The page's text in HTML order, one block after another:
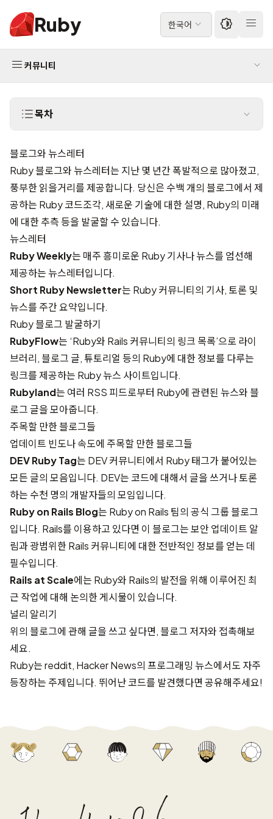
Ruby 한국어
커뮤니티
목차
블로그와 뉴스레터
Ruby 블로그와 뉴스레터는 지난 몇 년간 폭발적으로 많아졌고,
풍부한 읽을거리를 제공합니다. 당신은 수백 개의 블로그에서 제
공하는 Ruby 코드조각, 새로운 기술에 대한 설명, Ruby의 미래
에 대한 추측 등을 발굴할 수 있습니다.
뉴스레터
Ruby Weekly는 매주 흥미로운 Ruby 기사나 뉴스를 엄선해
제공하는 뉴스레터입니다.
Short Ruby Newsletter는 Ruby 커뮤니티의 기사, 토론 및
뉴스를 주간 요약입니다.
Ruby 블로그 발굴하기
RubyFlow는 ‘Ruby와 Rails 커뮤니티의 링크 목록’으로 라이
브러리, 블로그 글, 튜토리얼 등의 Ruby에 대한 정보를 다루는
링크를 제공하는 Ruby 뉴스 사이트입니다.
Rubyland는 여러 RSS 피드로부터 Ruby에 관련된 뉴스와 블
로그 글을 모아줍니다.
주목할 만한 블로그들
업데이트 빈도나 속도에 주목할 만한 블로그들
DEV Ruby Tag는 DEV 커뮤니티에서 Ruby 태그가 붙어있는
모든 글의 모음입니다. DEV는 코드에 대해서 글을 쓰거나 토론
하는 수천 명의 개발자들의 모임입니다.
Ruby on Rails Blog는 Ruby on Rails 팀의 공식 그룹 블로그
입니다. Rails를 이용하고 있다면 이 블로그는 보안 업데이트 알
림과 광범위한 Rails 커뮤니티에 대한 전반적인 정보를 얻는 데
필수입니다.
Rails at Scale에는 Ruby와 Rails의 발전을 위해 이루어진 최
근 작업에 대해 논의한 게시물이 있습니다.
널리 알리기
위의 블로그에 관해 글을 쓰고 싶다면, 블로그 저자와 접촉해보
세요.
Ruby는reddit, Hacker News의 프로그래밍 뉴스에서도 자주
등장하는 주제입니다. 뛰어난 코드를 발견했다면 공유해주세요!